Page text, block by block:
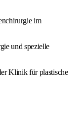
im
und spezielle
Klinik für plastische